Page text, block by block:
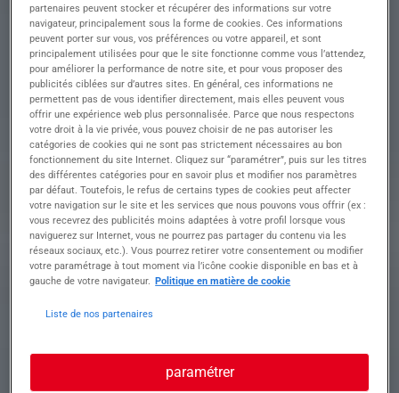
Descriptif du poste : Ce que nous proposons
1. Relation Clients & Animation
• Visites régulières des immeubles et rédaction de
comptes rendus.
• Suivi des demandes des copropriétaires et des
conseils syndicaux.
• Organisation et animation des réunions
(conseils syndicaux, expertises, travaux).
• Préparation et tenue des Assemblées Générales
(ordre du jour, convocations, comptes rendus).
2. Suivi Technique & Conformité
• Coordination et suivi des travaux votés en AG.
• Participation aux expertises en cas de sinistres.
• Veille réglementaire sur les normes de sécurité
et d'économie d'énergie, avec propositions
d'actions correctives.
• Suivi des aspects comptables : répartition des
collaboration avec le comptable.
• Élaboration des budgets et suivi des dépenses.
partenaires peuvent stocker et récupérer des informations sur votre
navigateur, principalement sous la forme de cookies. Ces informations
peuvent porter sur vous, vos préférences ou votre appareil, et sont
principalement utilisées pour que le site fonctionne comme vous l’attendez,
pour améliorer la performance de notre site, et pour vous proposer des
publicités ciblées sur d’autres sites. En général, ces informations ne
permettent pas de vous identifier directement, mais elles peuvent vous
offrir une expérience web plus personnalisée. Parce que nous respectons
votre droit à la vie privée, vous pouvez choisir de ne pas autoriser les
catégories de cookies qui ne sont pas strictement nécessaires au bon
fonctionnement du site Internet. Cliquez sur “paramétrer”, puis sur les titres
des différentes catégories pour en savoir plus et modifier nos paramètres
par défaut. Toutefois, le refus de certains types de cookies peut affecter
votre navigation sur le site et les services que nous pouvons vous offrir (ex :
vous recevrez des publicités moins adaptées à votre profil lorsque vous
naviguerez sur Internet, vous ne pourrez pas partager du contenu via les
réseaux sociaux, etc.). Vous pourrez retirer votre consentement ou modifier
votre paramétrage à tout moment via l’icône cookie disponible en bas et à
gauche de votre navigateur. Politique en matière de cookie
Liste de nos partenaires
paramétrer